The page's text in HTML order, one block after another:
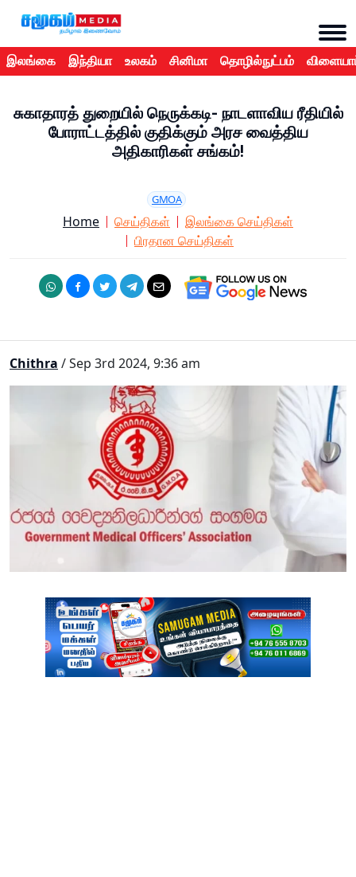
இலங்கை இந்தியா உலகம் சினிமா தொழில்நுட்பம்
சுகாதாரத் துறையில் நெருக்கடி- நாடளாவிய ரீதியில்
போராட்டத்தில் குதிக்கும் அரச வைத்திய
அதிகாரிகள் சங்கம்!
GMOA
Home செய்திகள்
இலங்கை செய்திகள்
பிரதான செய்திகள்
Chithra / Sep 3rd 2024, 9:36 am